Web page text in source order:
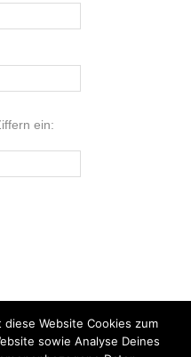
ein:
Website Cookies zum
sowie Analyse Deines